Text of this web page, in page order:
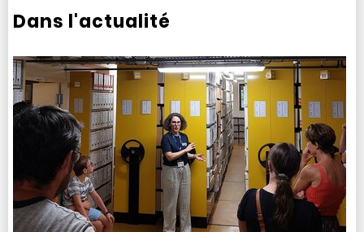
Dans l'actualité